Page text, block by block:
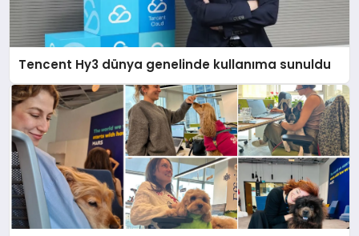
Tencent Hy3 dünya genelinde kullanıma sunuldu